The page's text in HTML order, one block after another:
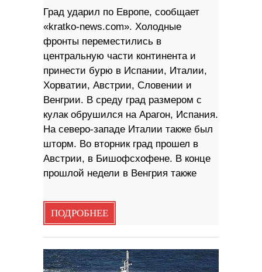
Град ударил по Европе, сообщает
«kratko-news.com». Холодные
фронты переместились в
центральную части континента и
принести бурю в Испании, Италии,
Хорватии, Австрии, Словении и
Венгрии. В среду град размером с
кулак обрушился на Арагон, Испания.
На северо-западе Италии также был
шторм. Во вторник град прошел в
Австрии, в Бишофсхофене. В конце
прошлой недели в Венгрия также
ПОДРОБНЕЕ